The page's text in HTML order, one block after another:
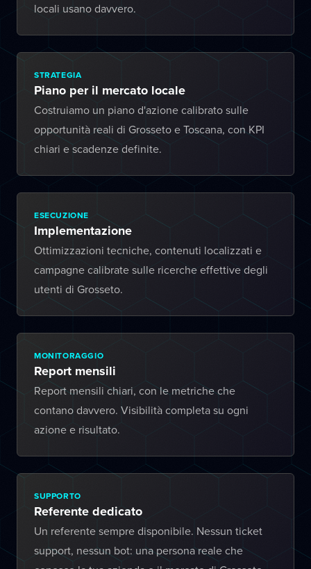
locali usano davvero.
STRATEGIA
Piano per il mercato locale
Costruiamo un piano d'azione calibrato sulle
opportunità reali di Grosseto e Toscana, con KPI
chiari e scadenze definite.
ESECUZIONE
Implementazione
Ottimizzazioni tecniche, contenuti localizzati e
campagne calibrate sulle ricerche effettive degli
utenti di Grosseto.
MONITORAGGIO
Report mensili
Report mensili chiari, con le metriche che
contano davvero. Visibilità completa su ogni
azione e risultato.
SUPPORTO
Referente dedicato
Un referente sempre disponibile. Nessun ticket
support, nessun bot: una persona reale che